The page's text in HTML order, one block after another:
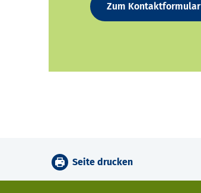
Zum Kontaktformular
Seite drucken